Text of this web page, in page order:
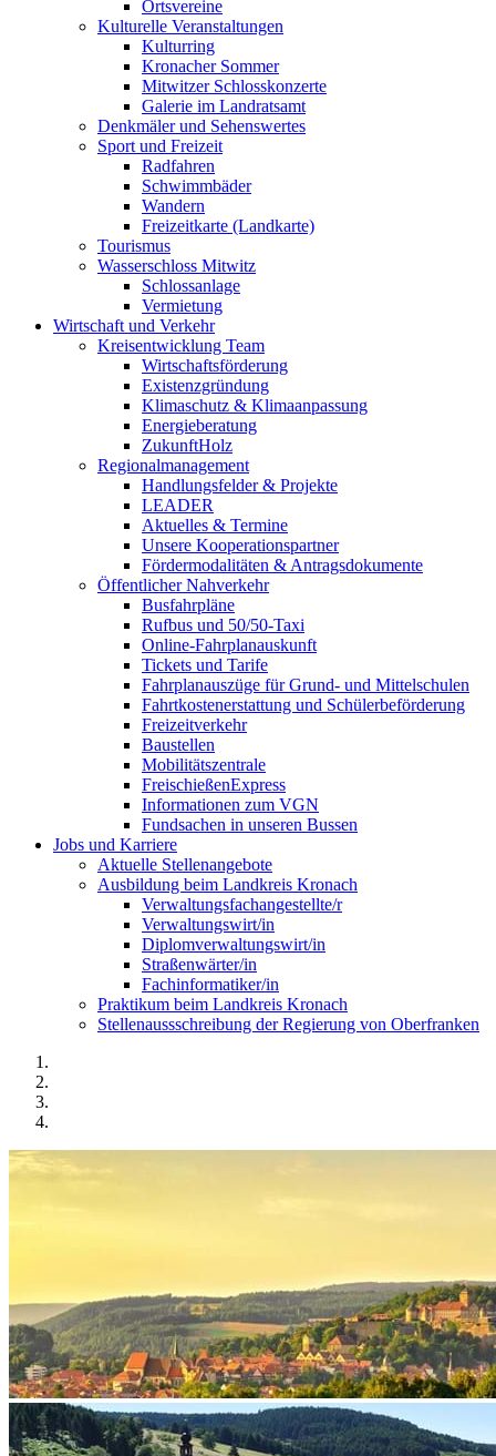
Ortsvereine
Kulturelle Veranstaltungen
Kulturring
Kronacher Sommer
Mitwitzer Schlosskonzerte
Galerie im Landratsamt
Denkmäler und Sehenswertes
Sport und Freizeit
Radfahren
Schwimmbäder
Wandern
Freizeitkarte (Landkarte)
Tourismus
Wasserschloss Mitwitz
Schlossanlage
Vermietung
Wirtschaft und Verkehr
Kreisentwicklung Team
Wirtschaftsförderung
Existenzgründung
Klimaschutz & Klimaanpassung
Energieberatung
ZukunftHolz
Regionalmanagement
Handlungsfelder & Projekte
LEADER
Aktuelles & Termine
Unsere Kooperationspartner
Fördermodalitäten & Antragsdokumente
Öffentlicher Nahverkehr
Busfahrpläne
Rufbus und 50/50-Taxi
Online-Fahrplanauskunft
Tickets und Tarife
Fahrplanauszüge für Grund- und Mittelschulen
Fahrtkostenerstattung und Schülerbeförderung
Freizeitverkehr
Baustellen
Mobilitätszentrale
FreischießenExpress
Informationen zum VGN
Fundsachen in unseren Bussen
Jobs und Karriere
Aktuelle Stellenangebote
Ausbildung beim Landkreis Kronach
Verwaltungsfachangestellte/r
Verwaltungswirt/in
Diplomverwaltungswirt/in
Straßenwärter/in
Fachinformatiker/in
Praktikum beim Landkreis Kronach
Stellenaussschreibung der Regierung von Oberfranken